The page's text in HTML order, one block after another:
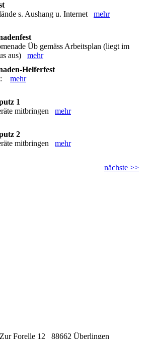
s. Aushang u. Internet mehr
Üb gemäss Arbeitsplan (liegt im
aus) mehr
Helferfest
: mehr
1
mitbringen mehr
2
mitbringen mehr
nächste >>
Forelle 12 88662 Überlingen